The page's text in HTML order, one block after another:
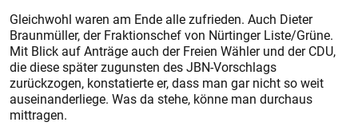
Gleichwohl waren am Ende alle zufrieden. Auch Dieter
Braunmüller, der Fraktionschef von Nürtinger Liste/Grüne.
Mit Blick auf Anträge auch der Freien Wähler und der CDU,
die diese später zugunsten des JBN-Vorschlags
zurückzogen, konstatierte er, dass man gar nicht so weit
auseinanderliege. Was da stehe, könne man durchaus
mittragen.